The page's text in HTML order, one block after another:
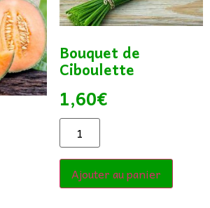
Bouquet de
Ciboulette
1,60€
Ajouter au panier